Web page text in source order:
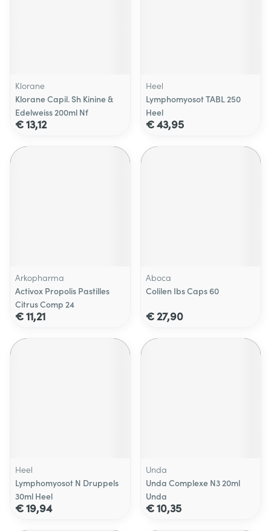
Klorane
Klorane Capil. Sh Kinine &
Edelweiss 200ml Nf
€ 13,12
Heel
Lymphomyosot TABL 250
Heel
€ 43,95
Arkopharma
Activox Propolis Pastilles
Citrus Comp 24
€ 11,21
Aboca
Colilen Ibs Caps 60
€ 27,90
Heel
Lymphomyosot N Druppels
30ml Heel
€ 19,94
Unda
Unda Complexe N3 20ml
Unda
€ 10,35